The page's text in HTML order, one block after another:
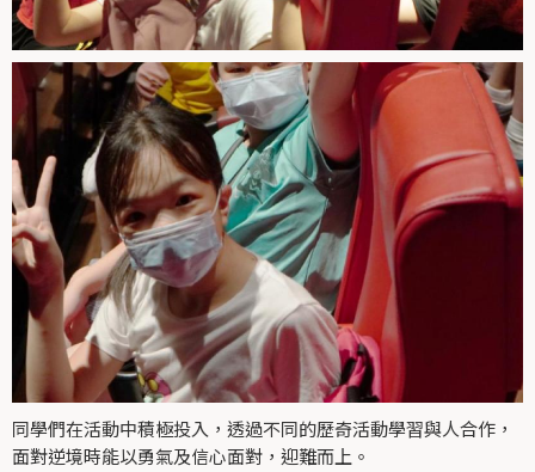
同學們在活動中積極投入，透過不同的歷奇活動學習與人合作，
面對逆境時能以勇氣及信心面對，迎難而上。